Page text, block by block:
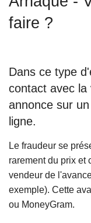
faire ?
Dans ce type
contact avec la
annonce sur
ligne.
Le fraudeur se
rarement du prix et
vendeur de
exemple). Cette
ou MoneyGram.